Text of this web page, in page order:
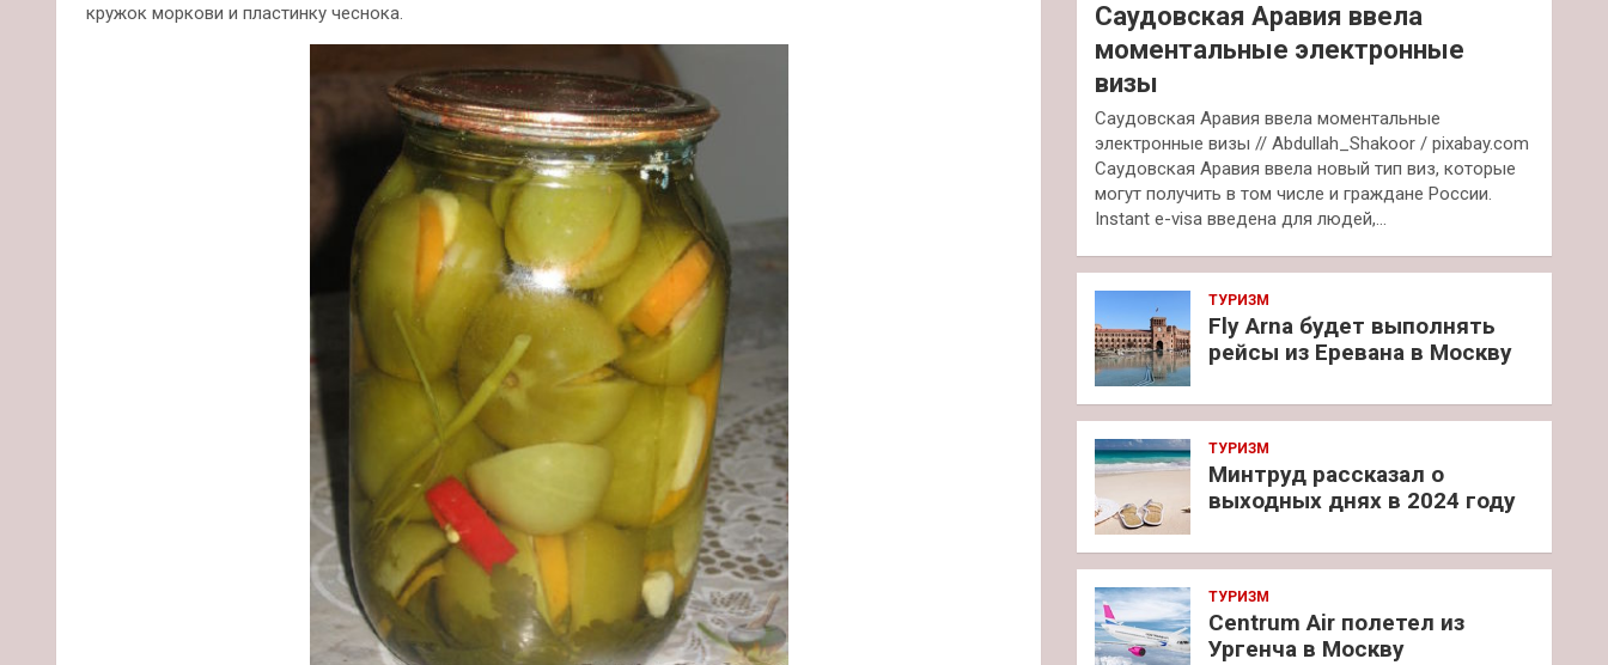
кружок моркови и пластинку чеснока.
Саудовская Аравия ввела
моментальные электронные
визы
Саудовская Аравия ввела моментальные
электронные визы // Abdullah_Shakoor / pixabay.com
Саудовская Аравия ввела новый тип виз, которые
могут получить в том числе и граждане России.
Instant e-visa введена для людей,…
ТУРИЗМ
Fly Arna будет выполнять
рейсы из Еревана в Москву
ТУРИЗМ
Минтруд рассказал о
выходных днях в 2024 году
ТУРИЗМ
Centrum Air полетел из
Ургенча в Москву